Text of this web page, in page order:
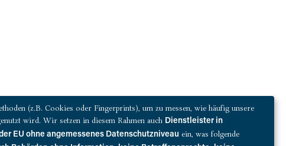
(z.B. Cookies oder Fingerprints), um zu messen, wie häufig unsere
wird. Wir setzen in diesem Rahmen auch Dienstleister in
EU ohne angemessenes Datenschutzniveau ein, was folgende